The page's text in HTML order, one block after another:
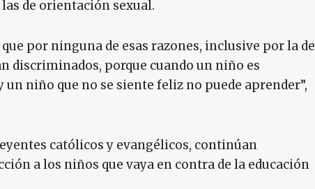
de orientación sexual.
por ninguna de esas razones, inclusive por la de
discriminados, porque cuando un niño es
niño que no se siente feliz no puede aprender”,
católicos y evangélicos, continúan
a los niños que vaya en contra de la educación